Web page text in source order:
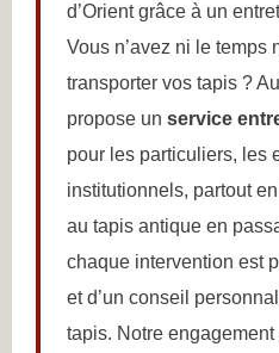
d’Orient grâce à un
Vous n’avez ni le temps
transporter vos tapis ?
propose un service
pour les particuliers, les
institutionnels, partout
au tapis antique en
chaque intervention est
et d’un conseil
tapis. Notre